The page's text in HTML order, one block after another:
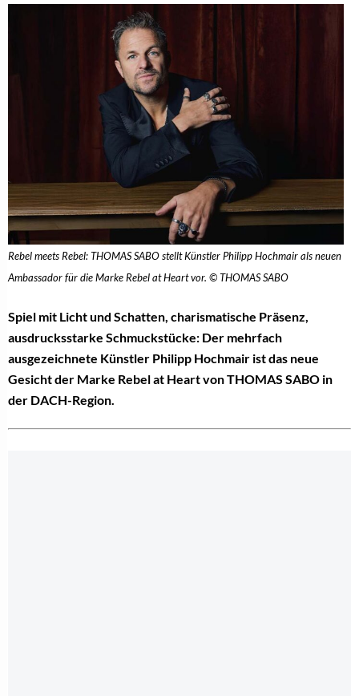
Rebel meets Rebel: THOMAS SABO stellt Künstler Philipp Hochmair als neuen
Ambassador für die Marke Rebel at Heart vor. © THOMAS SABO
Spiel mit Licht und Schatten, charismatische Präsenz,
ausdrucksstarke Schmuckstücke: Der mehrfach
ausgezeichnete Künstler Philipp Hochmair ist das neue
Gesicht der Marke Rebel at Heart von THOMAS SABO in
der DACH-Region.